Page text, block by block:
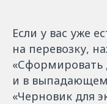
Если у вас уже
на перевозку,
«Сформировать
и в
«Черновик для